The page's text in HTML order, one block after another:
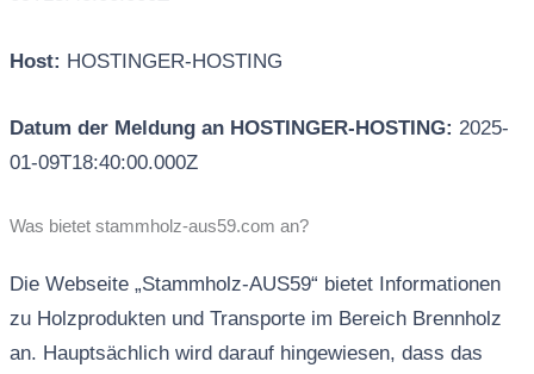
Host: HOSTINGER-HOSTING
Datum der Meldung an HOSTINGER-HOSTING: 2025-
01-09T18:40:00.000Z
Was bietet stammholz-aus59.com an?
Die Webseite „Stammholz-AUS59“ bietet Informationen
zu Holzprodukten und Transporte im Bereich Brennholz
an. Hauptsächlich wird darauf hingewiesen, dass das